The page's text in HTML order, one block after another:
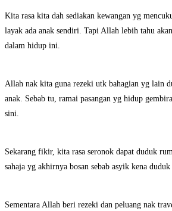
Kita rasa kita dah sediakan kewangan yg
layak ada anak sendiri. Tapi Allah lebih tahu
dalam hidup ini.
Allah nak kita guna rezeki utk bahagian yg lain
anak. Sebab tu, ramai pasangan yg hidup
sini.
Sekarang fikir, kita rasa seronok dapat duduk
sahaja yg akhirnya bosan sebab asyik kena
Sementara Allah beri rezeki dan peluang nak